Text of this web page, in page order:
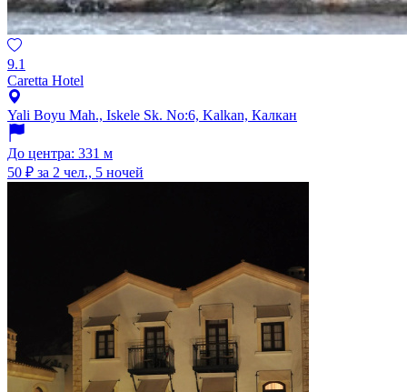
9.1
Caretta Hotel
Yali Boyu Mah., Iskele Sk. No:6, Kalkan, Калкан
До центра: 331 м
50 ₽ за 2 чел., 5 ночей